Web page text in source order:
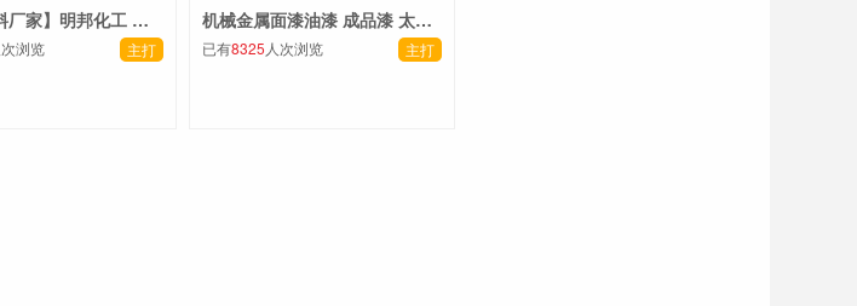
【墙面涂料厂家】明邦化工 硅藻泥乳胶漆 净味环保墙面油漆涂料
次浏览 主打
机械金属面漆油漆 成品漆 太空金 钛空金 法兰红 高尔夫白等色均有
已有8325 人次浏览 主打